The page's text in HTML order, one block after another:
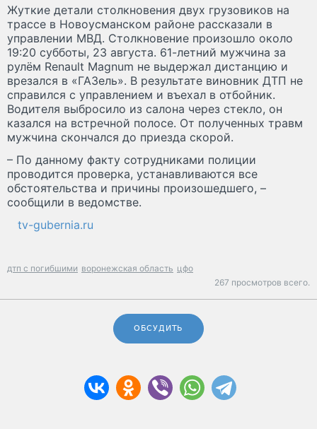
Жуткие детали столкновения двух грузовиков на
трассе в Новоусманском районе рассказали в
управлении МВД. Столкновение произошло около
19:20 субботы, 23 августа. 61-летний мужчина за
рулём Renault Magnum не выдержал дистанцию и
врезался в «ГАЗель». В результате виновник ДТП не
справился с управлением и въехал в отбойник.
Водителя выбросило из салона через стекло, он
казался на встречной полосе. От полученных травм
мужчина скончался до приезда скорой.
– По данному факту сотрудниками полиции
проводится проверка, устанавливаются все
обстоятельства и причины произошедшего, –
сообщили в ведомстве.
tv-gubernia.ru
дтп с погибшими воронежская область цфо
267 просмотров всего.
ОБСУДИТЬ